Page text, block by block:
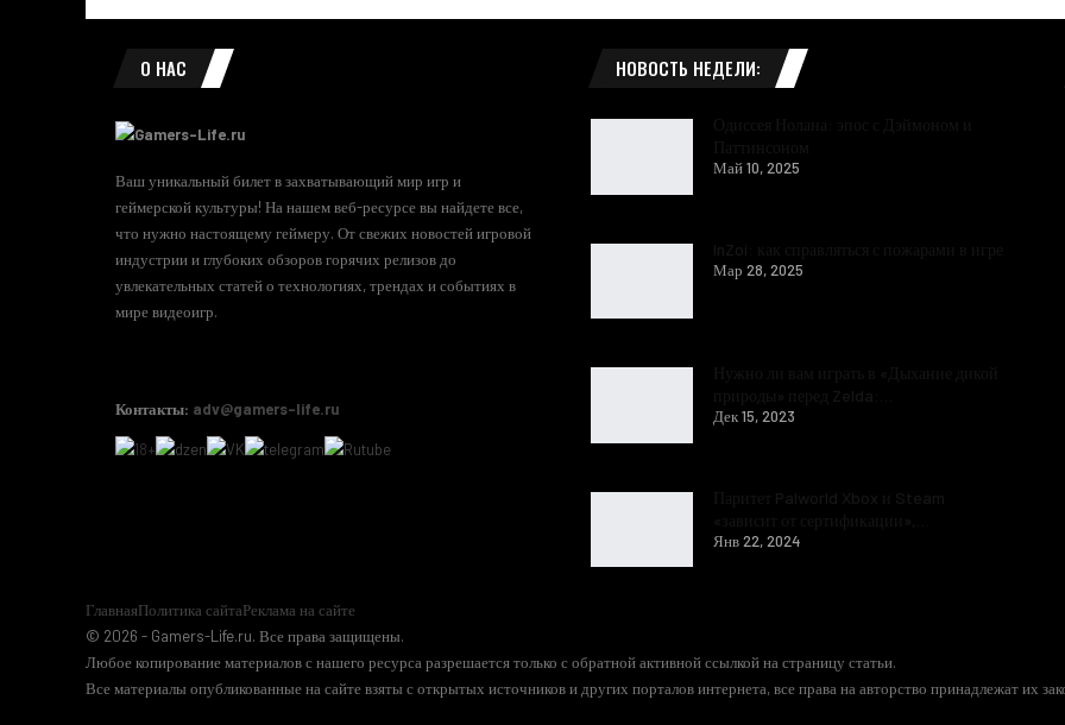
О НАС
Ваш уникальный билет в захватывающий мир игр и
геймерской культуры! На нашем веб-ресурсе вы найдете все,
что нужно настоящему геймеру. От свежих новостей игровой
индустрии и глубоких обзоров горячих релизов до
увлекательных статей о технологиях, трендах и событиях в
мире видеоигр.
Контакты: adv@gamers-life.ru
НОВОСТЬ НЕДЕЛИ:
Май 10, 2025
Мар 28, 2025
Дек 15, 2023
Янв 22, 2024
ГлавнаяПолитика сайтаРеклама на сайте
© 2026 - Gamers-Life.ru. Все права защищены.
Любое копирование материалов с нашего ресурса разрешается только с обратной активной ссылкой на страницу статьи.
Все материалы опубликованные на сайте взяты с открытых источников и других порталов интернета, все права на авторство принадлежат их